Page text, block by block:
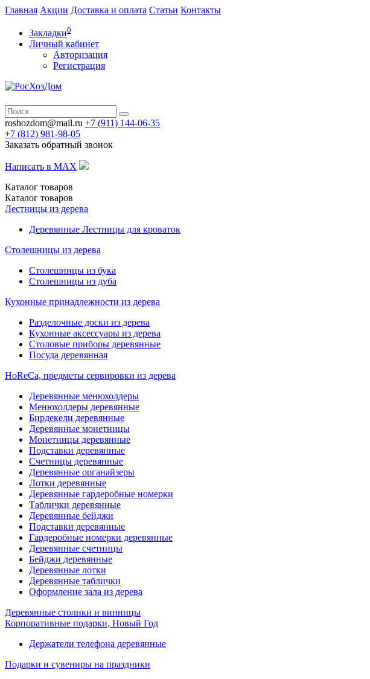
Главная Акции Доставка и оплата Статьи Контакты
Закладки0
Личный кабинет
Авторизация
Регистрация
roshozdom@mail.ru +7 (911) 144-06-35
+7 (812) 981-98-05
Заказать обратный звонок
Написать в MAX
Каталог товаров
Каталог товаров
Лестницы из дерева
Деревянные Лестницы для кроваток
Столешницы из дерева
Столешницы из бука
Столешницы из дуба
Кухонные принадлежности из дерева
Разделочные доски из дерева
Кухонные аксессуары из дерева
Столовые приборы деревянные
Посуда деревянная
HoReCa, предметы сервировки из дерева
Деревянные менюхолдеры
Менюхолдеры деревянные
Бирдекели деревянные
Деревянные монетницы
Монетницы деревянные
Подставки деревянные
Счетницы деревянные
Деревянные органайзеры
Лотки деревянные
Деревянные гардеробные номерки
Таблички деревянные
Деревянные бейджи
Подставки деревянные
Гардеробные номерки деревянные
Деревянные счетницы
Бейджи деревянные
Деревянные лотки
Деревянные таблички
Оформление зала из дерева
Деревянные столики и винницы
Корпоративные подарки, Новый Год
Держатели телефона деревянные
Подарки и сувениры на праздники